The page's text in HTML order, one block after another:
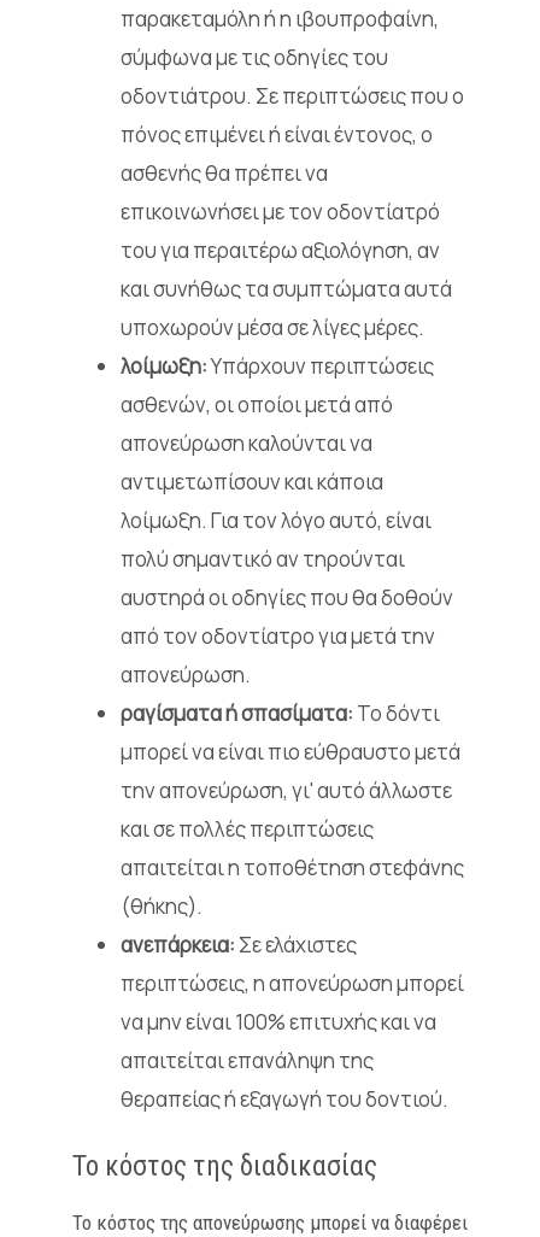
παρακεταμόλη ή η ιβουπροφαίνη,
σύμφωνα με τις οδηγίες του
οδοντιάτρου. Σε περιπτώσεις που ο
πόνος επιμένει ή είναι έντονος, ο
ασθενής θα πρέπει να
επικοινωνήσει με τον οδοντίατρό
του για περαιτέρω αξιολόγηση, αν
και συνήθως τα συμπτώματα αυτά
υποχωρούν μέσα σε λίγες μέρες.
λοίμωξη:Υπάρχουν περιπτώσεις
ασθενών, οι οποίοι μετά από
απονεύρωση καλούνται να
αντιμετωπίσουν και κάποια
λοίμωξη. Για τον λόγο αυτό, είναι
πολύ σημαντικό αν τηρούνται
αυστηρά οι οδηγίες που θα δοθούν
από τον οδοντίατρο για μετά την
απονεύρωση.
ραγίσματα ή σπασίματα: Το δόντι
μπορεί να είναι πιο εύθραυστο μετά
την απονεύρωση, γι' αυτό άλλωστε
και σε πολλές περιπτώσεις
απαιτείται η τοποθέτηση στεφάνης
(θήκης).
ανεπάρκεια: Σε ελάχιστες
περιπτώσεις, η απονεύρωση μπορεί
να μην είναι 100% επιτυχής και να
απαιτείται επανάληψη της
θεραπείας ή εξαγωγή του δοντιού.
Το κόστος της διαδικασίας
Το κόστος της απονεύρωσης μπορεί να διαφέρει